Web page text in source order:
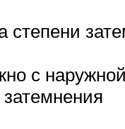
степени
с
затемнения